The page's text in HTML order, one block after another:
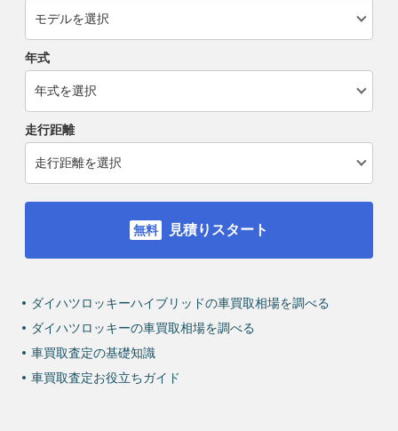
年式
走行距離
見積りスタート
ダイハツロッキーハイブリッドの車買取相場を調べる
ダイハツロッキーの車買取相場を調べる
車買取査定の基礎知識
車買取査定お役立ちガイド